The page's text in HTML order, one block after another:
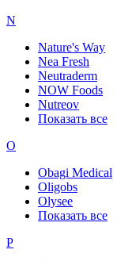
N
Nature's Way
Nea Fresh
Neutraderm
NOW Foods
Nutreov
Показать все
O
Obagi Medical
Oligobs
Olysee
Показать все
P